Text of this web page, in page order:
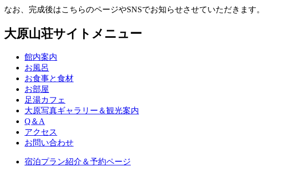
なお、完成後はこちらのページやSNSでお知らせさせていただきます。
大原山荘サイトメニュー
館内案内
お風呂
お食事と食材
お部屋
足湯カフェ
大原写真ギャラリー＆観光案内
Q＆A
アクセス
お問い合わせ
宿泊プラン紹介＆予約ページ